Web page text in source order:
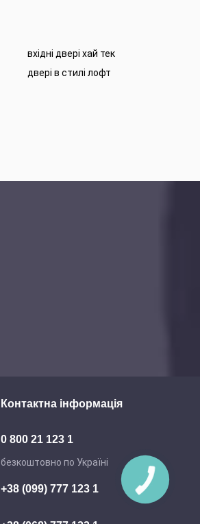
вхідні двері хай тек
двері в стилі лофт
Контактна інформація
0 800 21 123 1
безкоштовно по Україні
+38 (099) 777 123 1